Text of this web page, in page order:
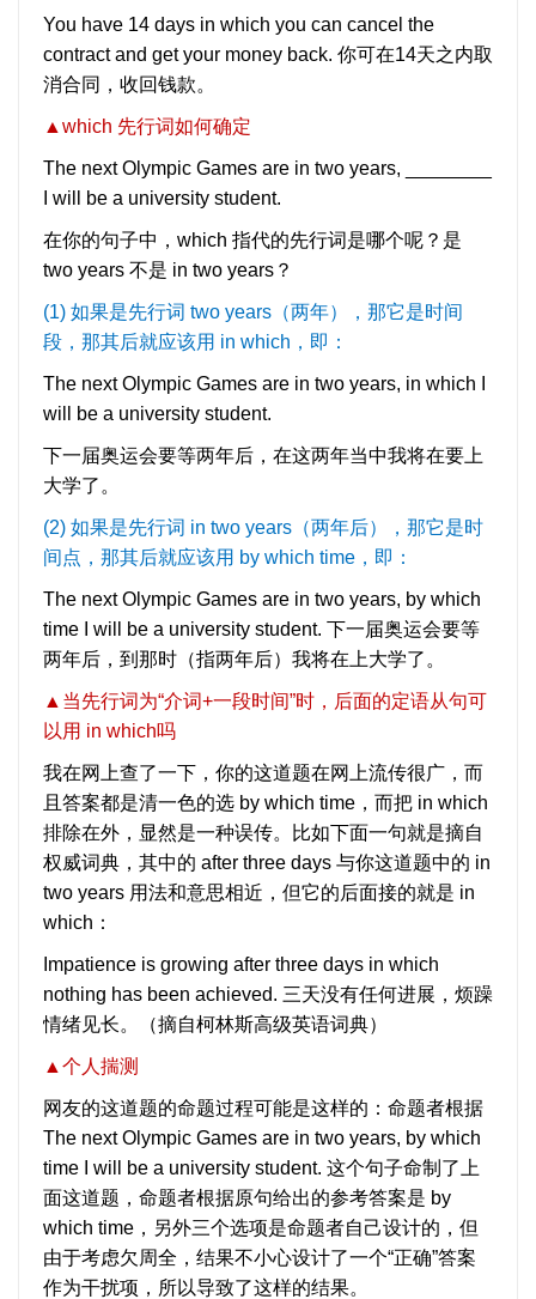
You have 14 days in which you can cancel the
contract and get your money back. 你可在14天之内取
消合同，收回钱款。
▲ which 先行词如何确定
The next Olympic Games are in two years, ________
I will be a university student.
在你的句子中，which 指代的先行词是哪个呢？是
two years 不是 in two years？
(1) 如果是先行词 two years（两年），那它是时间
段，那其后就应该用 in which，即：
The next Olympic Games are in two years, in which I
will be a university student.
下一届奥运会要等两年后，在这两年当中我将在要上
大学了。
(2) 如果是先行词 in two years（两年后），那它是时
间点，那其后就应该用 by which time，即：
The next Olympic Games are in two years, by which
time I will be a university student. 下一届奥运会要等
两年后，到那时（指两年后）我将在上大学了。
▲ 当先行词为“介词+一段时间”时，后面的定语从句可
以用 in which吗
我在网上查了一下，你的这道题在网上流传很广，而
且答案都是清一色的选 by which time，而把 in which
排除在外，显然是一种误传。比如下面一句就是摘自
权威词典，其中的 after three days 与你这道题中的 in
two years 用法和意思相近，但它的后面接的就是 in
which：
Impatience is growing after three days in which
nothing has been achieved. 三天没有任何进展，烦躁
情绪见长。（摘自柯林斯高级英语词典）
▲个人揣测
网友的这道题的命题过程可能是这样的：命题者根据
The next Olympic Games are in two years, by which
time I will be a university student. 这个句子命制了上
面这道题，命题者根据原句给出的参考答案是 by
which time，另外三个选项是命题者自己设计的，但
由于考虑欠周全，结果不小心设计了一个“正确”答案
作为干扰项，所以导致了这样的结果。